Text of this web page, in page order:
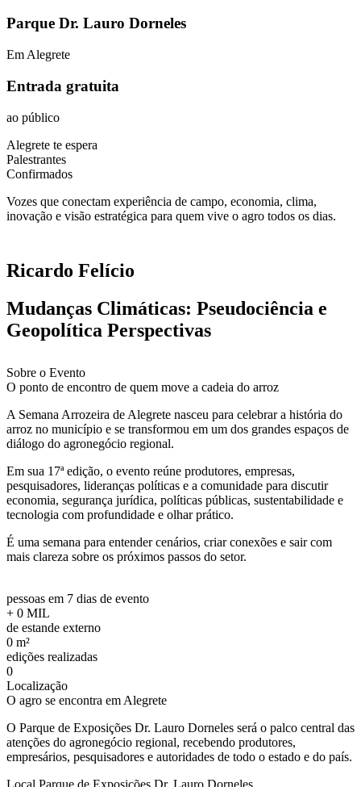
Parque Dr. Lauro Dorneles
Em Alegrete
Entrada gratuita
ao público
Alegrete te espera
Palestrantes
Confirmados
Vozes que conectam experiência de campo, economia, clima,
inovação e visão estratégica para quem vive o agro todos os dias.
Ricardo Felício
Mudanças Climáticas: Pseudociência e
Geopolítica Perspectivas
Sobre o Evento
O ponto de encontro de quem move a cadeia do arroz
A Semana Arrozeira de Alegrete nasceu para celebrar a história do
arroz no município e se transformou em um dos grandes espaços de
diálogo do agronegócio regional.
Em sua 17ª edição, o evento reúne produtores, empresas,
pesquisadores, lideranças políticas e a comunidade para discutir
economia, segurança jurídica, políticas públicas, sustentabilidade e
tecnologia com profundidade e olhar prático.
É uma semana para entender cenários, criar conexões e sair com
mais clareza sobre os próximos passos do setor.
pessoas em 7 dias de evento
+ 0 MIL
de estande externo
0 m²
edições realizadas
0
Localização
O agro se encontra em Alegrete
O Parque de Exposições Dr. Lauro Dorneles será o palco central das
atenções do agronegócio regional, recebendo produtores,
empresários, pesquisadores e autoridades de todo o estado e do país.